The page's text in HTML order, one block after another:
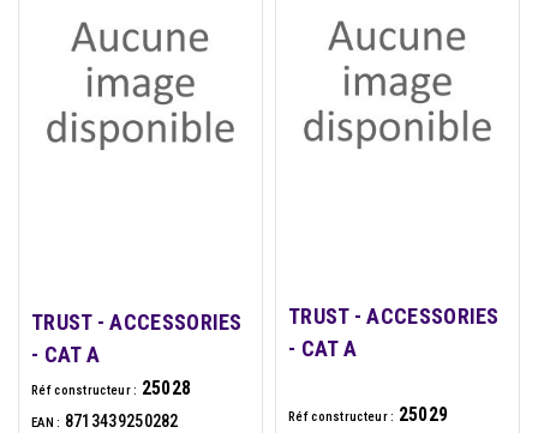
TRUST - ACCESSORIES
- CAT A
Réf constructeur : 25028
EAN : 8713439250282
TRUST - ACCESSORIES
- CAT A
Réf constructeur : 25029